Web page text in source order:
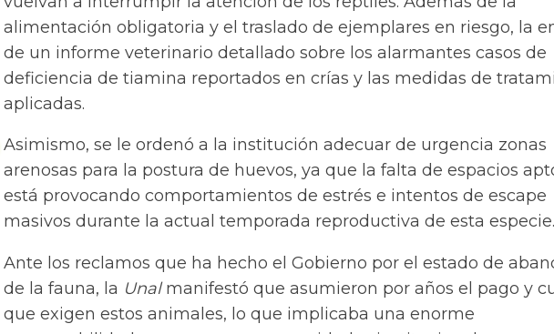
alimentación obligatoria y el traslado de ejemplares en riesgo, la
de un informe veterinario detallado sobre los alarmantes casos de
deficiencia de tiamina reportados en crías y las medidas de
aplicadas.
Asimismo, se le ordenó a la institución adecuar de urgencia zonas
arenosas para la postura de huevos, ya que la falta de espacios
está provocando comportamientos de estrés e intentos de escape
masivos durante la actual temporada reproductiva de esta especie.
Ante los reclamos que ha hecho el Gobierno por el estado de
de la fauna, la Unalmanifestó que asumieron por años el pago y
que exigen estos animales, lo que implicaba una enorme